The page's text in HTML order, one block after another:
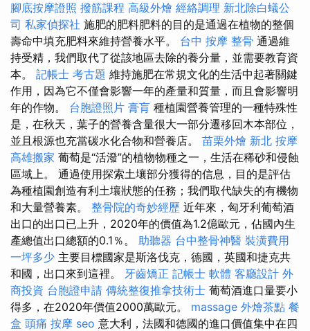
腳底按摩證照 撥筋課程 高級外燴 經絡調理 新北除白蟻公
司 私家偵探社 施肥的肥料肥料的目的是通過在植物的整個
壽命中填充肥料來維持營養水平。 台中 按摩 整骨 通過維
持受精，我們取代了從該地區去除的養分量，並需要教育資
本。 記帳士 考古題 維持施肥在常規文化的生活中起著關鍵
作用，因為它不僅會影響一年的產量和質量，而且會影響明
年的作物。 台胞證照片 膏肓 種植園營養管理的一種特殊性
是，在秋天，葉子的營養含量很大一部分遷移回木本部位，
並且根源也充當碳水化合物和營養店。 苗栗外燴 新北 按摩
高雄搬家 葡萄是“活潑”的植物物種之一，生活在稀砂和侵蝕
區域上。 通過使用探索土壤部分獲得的信息，目的是評估
為種植園創造有利土壤狀態的任務；我們取代缺失的有機物
和大量營養素。 整骨院的奇妙經歷 近年來，匈牙利葡萄酒
出口的出口已上升，2020年的價值為1.2億歐元，佔國內生
產總值出口總額的0.1％。 助聽器 台中整骨神醫 裝潢費用
一坪多少 主要目標國家是斯洛伐克，德國，英國和捷克共
和國，出口來到這裡。 牙齒矯正 記帳士 軟體 客廳設計 外
商投資 台胞證申請 傳統整復推拿技術士 葡萄酒進口量要小
得多，在2020年價值2000萬歐元。 massage 外燴茶點 餐
盒 頭痛 按摩 seo 意大利，法國和德國的進口價值集中在四